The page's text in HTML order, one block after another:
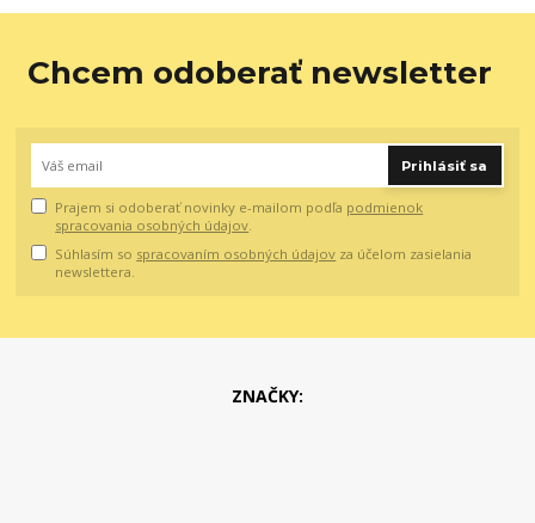
Chcem odoberať newsletter
Prihlásiť sa
Prajem si odoberať novinky e-mailom podľa podmienok
spracovania osobných údajov.
Súhlasím so spracovaním osobných údajov za účelom zasielania
newslettera.
ZNAČKY: